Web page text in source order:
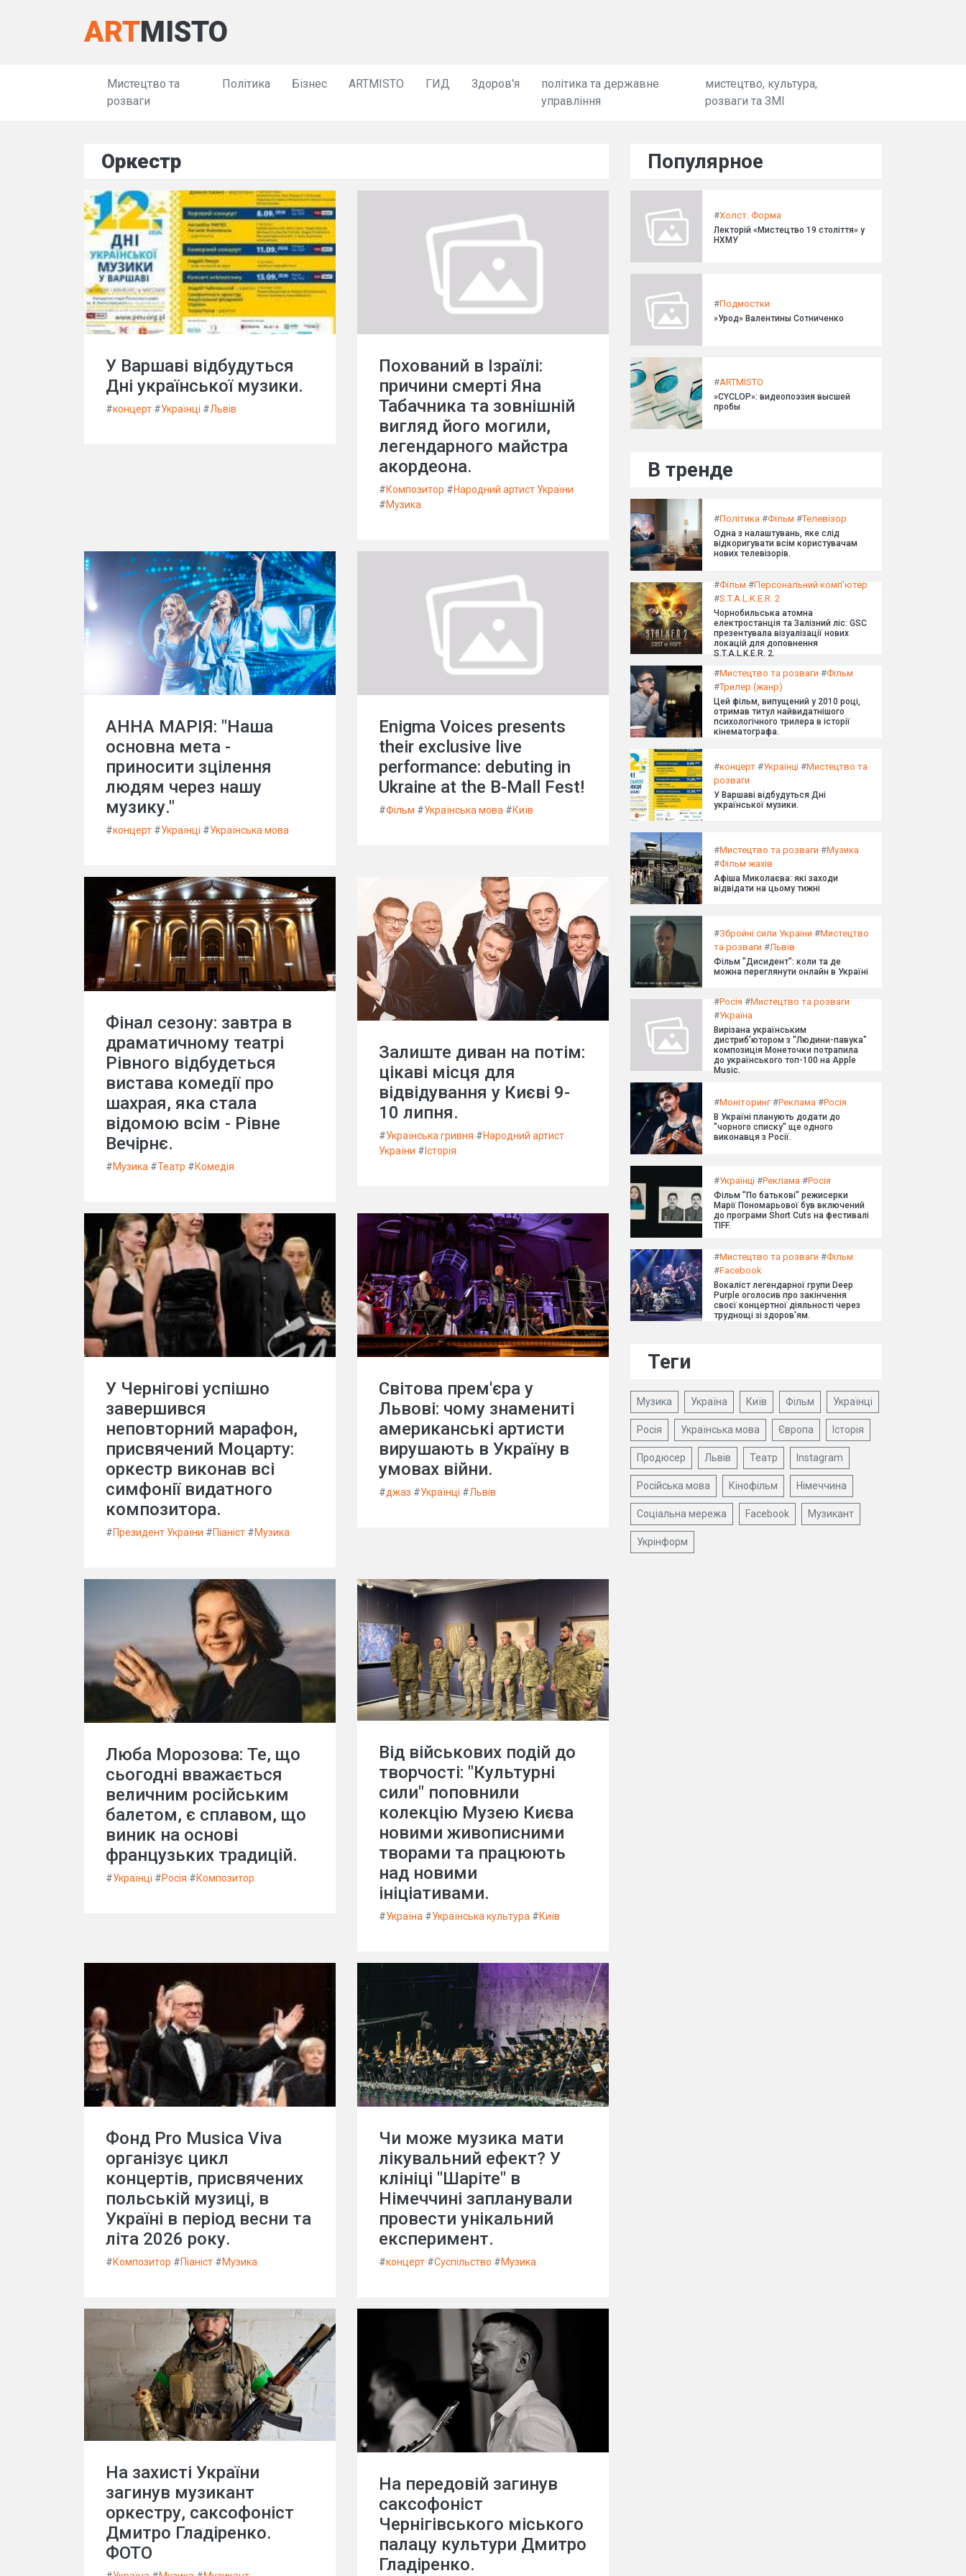
ARTMISTO
Мистецтво та
розваги
Політика Бізнес ARTMISTO ГИД Здоров'я
політика та державне
управління
мистецтво, культура,
розваги та ЗМІ
Оркестр
У Варшаві відбудуться
Дні української музики.
#концерт #Українці #Львів
Похований в Ізраїлі:
причини смерті Яна
Табачника та зовнішній
вигляд його могили,
легендарного майстра
акордеона.
#Композитор #Народний артист України
#Музика
АННА МАРІЯ: "Наша
основна мета -
приносити зцілення
людям через нашу
музику."
#концерт #Українці #Українська мова
Enigma Voices presents
their exclusive live
performance: debuting in
Ukraine at the B-Mall Fest!
#Фільм #Українська мова #Київ
Фінал сезону: завтра в
драматичному театрі
Рівного відбудеться
вистава комедії про
шахрая, яка стала
відомою всім - Рівне
Вечірнє.
#Музика #Театр #Комедія
Залиште диван на потім:
цікаві місця для
відвідування у Києві 9-
10 липня.
#Українська гривня #Народний артист
України # Історія
У Чернігові успішно
завершився
неповторний марафон,
присвячений Моцарту:
оркестр виконав всі
симфонії видатного
композитора.
#Президент України #Піаніст #Музика
Світова прем'єра у
Львові: чому знамениті
американські артисти
вирушають в Україну в
умовах війни.
#джаз #Українці #Львів
Люба Морозова: Те, що
сьогодні вважається
величним російським
балетом, є сплавом, що
виник на основі
французьких традицій.
#Українці #Росія #Композитор
Від військових подій до
творчості: "Культурні
сили" поповнили
колекцію Музею Києва
новими живописними
творами та працюють
над новими
ініціативами.
#Україна #Українська культура #Київ
Фонд Pro Musica Viva
організує цикл
концертів, присвячених
польській музиці, в
Україні в період весни та
літа 2026 року.
#Композитор #Піаніст #Музика
Чи може музика мати
лікувальний ефект? У
клініці "Шаріте" в
Німеччині запланували
провести унікальний
експеримент.
#концерт #Суспільство #Музика
На захисті України
загинув музикант
оркестру, саксофоніст
Дмитро Гладіренко.
ФОТО
На передовій загинув
саксофоніст
Чернігівського міського
палацу культури Дмитро
Гладіренко.
Популярное
#Холст. Форма
Лекторій «Мистецтво 19 століття» у
НХМУ
#Подмостки
»Урод» Валентины Сотниченко
#ARTMISTO
»CYCLOP»: видеопоэзия высшей
пробы
В тренде
#Політика #Фільм #Телевізор
Одна з налаштувань, яке слід
відкоригувати всім користувачам
нових телевізорів.
#Фільм #Персональний комп'ютер
#S.T.A.L.K.E.R. 2
Чорнобильська атомна
електростанція та Залізний ліс: GSC
презентувала візуалізації нових
локацій для доповнення
S.T.A.L.K.E.R. 2.
#Мистецтво та розваги #Фільм
#Трилер (жанр)
Цей фільм, випущений у 2010 році,
отримав титул найвидатнішого
психологічного трилера в історії
кінематографа.
#концерт #Українці #Мистецтво та
розваги
У Варшаві відбудуться Дні
української музики.
#Мистецтво та розваги #Музика
#Фільм жахів
Афіша Миколаєва: які заходи
відвідати на цьому тижні
#Збройні сили України #Мистецтво
та розваги #Львів
Фільм "Дисидент": коли та де
можна переглянути онлайн в Україні
#Росія #Мистецтво та розваги
#Україна
Вирізана українським
дистриб'ютором з "Людини-павука"
композиція Монеточки потрапила
до українського топ-100 на Apple
Music.
#Моніторинг#Реклама #Росія
В Україні планують додати до
"чорного списку" ще одного
виконавця з Росії.
#Українці #Реклама #Росія
Фільм "По батькові" режисерки
Марії Пономарьової був включений
до програми Short Cuts на фестивалі
TIFF.
#Мистецтво та розваги #Фільм
#Facebook
Вокаліст легендарної групи Deep
Purple оголосив про закінчення
своєї концертної діяльності через
труднощі зі здоров'ям.
Теги
Музика Україна Київ Фільм Українці
Росія Українська мова Європа Історія
Продюсер Львів Театр Instagram
Російська мова Кінофільм Німеччина
Соціальна мережа Facebook Музикант
Укрінформ